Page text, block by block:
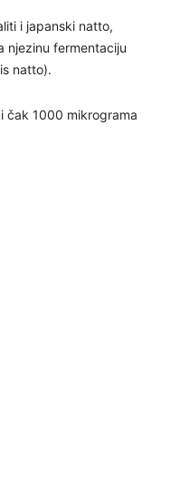
i japanski natto,
njezinu fermentaciju
natto).
čak 1000 mikrograma